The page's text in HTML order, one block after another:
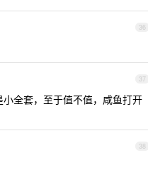
36
37
全套，至于值不值，咸鱼打开
38